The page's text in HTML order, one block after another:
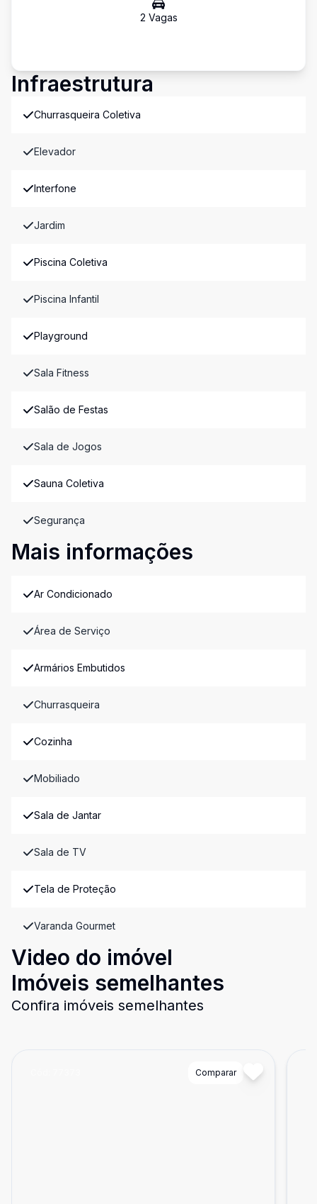
2 Vagas
Infraestrutura
Churrasqueira Coletiva
Elevador
Interfone
Jardim
Piscina Coletiva
Piscina Infantil
Playground
Sala Fitness
Salão de Festas
Sala de Jogos
Sauna Coletiva
Segurança
Mais informações
Ar Condicionado
Área de Serviço
Armários Embutidos
Churrasqueira
Cozinha
Mobiliado
Sala de Jantar
Sala de TV
Tela de Proteção
Varanda Gourmet
Video do imóvel
Imóveis semelhantes
Confira imóveis semelhantes
Comparar